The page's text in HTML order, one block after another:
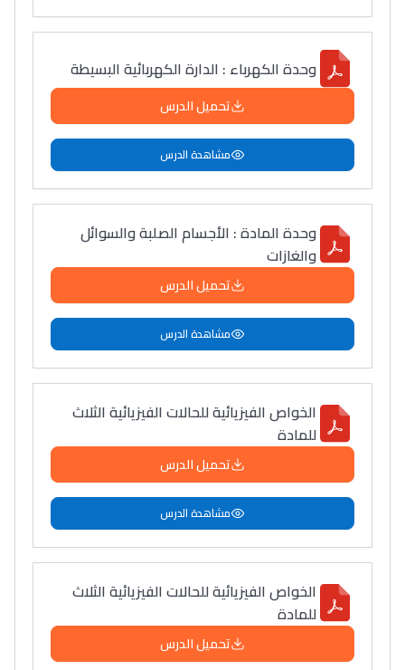
سامورا
بطلة المغرب فالقفز
الطولي، ملاك البردع
كتحكي على تجربتها
فالرّياضة و الدّراسة
وحدة الكهرباء : الدارة الكهربائية البسيطة
تحميل الدرس
مشاهدة الدرس
وحدة المادة : الأجسام الصلبة والسوائل
والغازات
تحميل الدرس
مشاهدة الدرس
الخواص الفيزيائية للحالات الفيزيائية الثلاث
للمادة
تحميل الدرس
مشاهدة الدرس
الخواص الفيزيائية للحالات الفيزيائية الثلاث
للمادة
تحميل الدرس